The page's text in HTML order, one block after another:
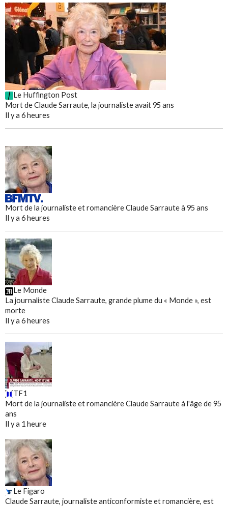
Le Huffington Post
Mort de Claude Sarraute, la journaliste avait 95 ans
Il y a 6 heures
Mort de la journaliste et romancière Claude Sarraute à 95 ans
Il y a 6 heures
Le Monde
La journaliste Claude Sarraute, grande plume du « Monde », est
morte
Il y a 6 heures
TF1
Mort de la journaliste et romancière Claude Sarraute à l'âge de 95
ans
Il y a 1 heure
Le Figaro
Claude Sarraute, journaliste anticonformiste et romancière, est